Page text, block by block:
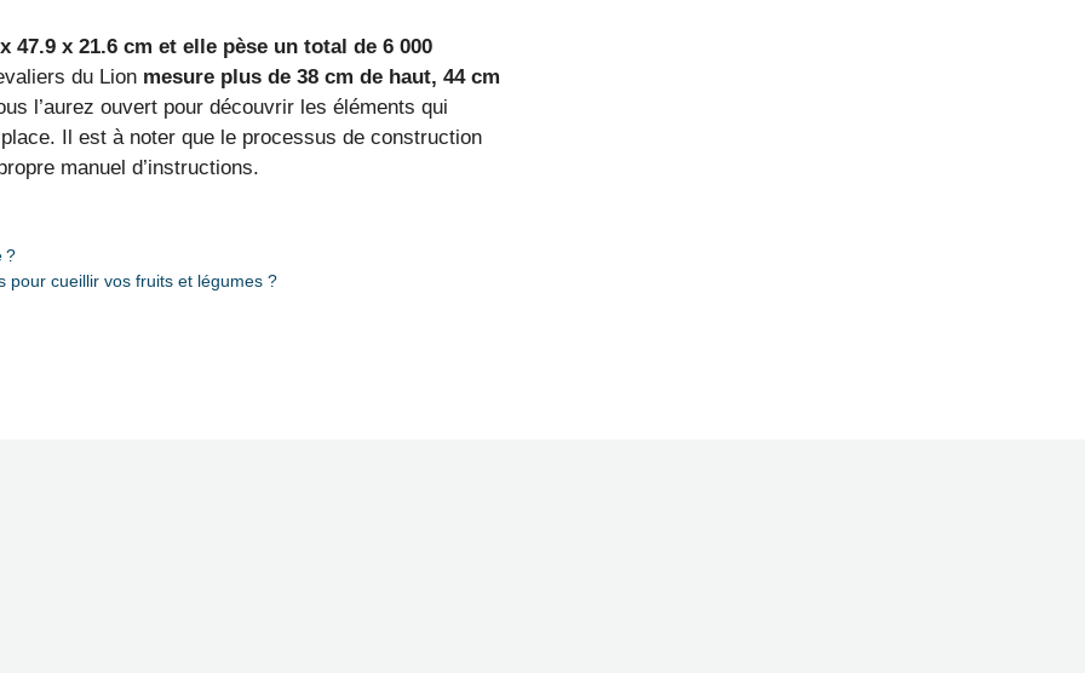
47.9 x 21.6 cm et elle pèse un total de 6 000
du Lion mesure plus de 38 cm de haut, 44 cm
l’aurez ouvert pour découvrir les éléments qui
Il est à noter que le processus de construction
manuel d’instructions.
?
pour cueillir vos fruits et légumes ?